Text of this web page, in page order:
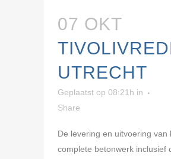
07 OKT
UTRECHT
Geplaatst op 08:21h in
Share
De levering en uitvoering van
complete betonwerk inclusief